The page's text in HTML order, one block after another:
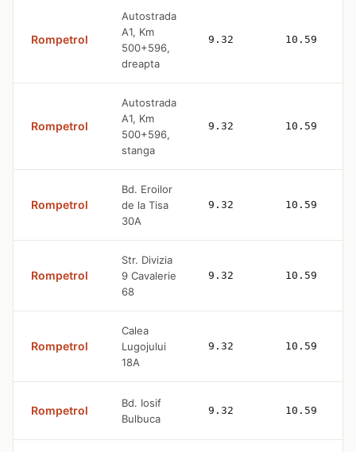
Rompetrol
Autostrada
A1, Km
500+596,
dreapta
9.32 10.59
Rompetrol
Autostrada
A1, Km
500+596,
stanga
9.32 10.59
Rompetrol
Bd. Eroilor
de la Tisa
30A
9.32 10.59
Rompetrol
Str. Divizia
9 Cavalerie
68
9.32 10.59
Rompetrol
Calea
Lugojului
18A
9.32 10.59
Rompetrol
Bd. Iosif
Bulbuca
9.32 10.59